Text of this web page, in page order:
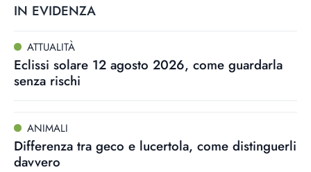
IN EVIDENZA
ATTUALITÀ
Eclissi solare 12 agosto 2026, come guardarla
senza rischi
ANIMALI
Differenza tra geco e lucertola, come distinguerli
davvero